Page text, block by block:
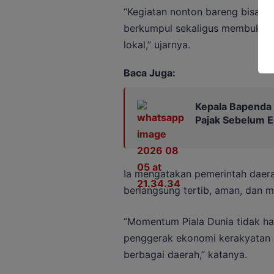
“Kegiatan nonton bareng bisa
berkumpul sekaligus membuka
lokal,” ujarnya.
Baca Juga:
Kepala
Pajak Sebelum
Ia mengatakan pemerintah
berlangsung tertib, aman, dan
“Momentum Piala Dunia tidak
penggerak ekonomi
berbagai daerah,” katanya.